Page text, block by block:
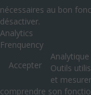
nécessaires au bon
désactiver.
Analytics
Frenquency
Accepter
Analytique
Outils
et
comprendre son